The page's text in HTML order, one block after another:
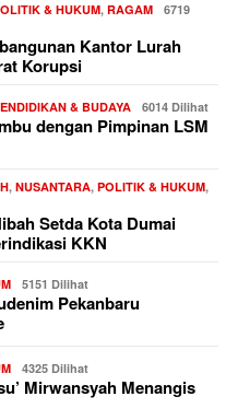
& HUKUM, RAGAM
6719
Kantor Lurah
Korupsi
& BUDAYA 6014 Dilihat
dengan Pimpinan LSM
, NUSANTARA, POLITIK & HUKUM,
Setda Kota Dumai
KKN
5151 Dilihat
Pekanbaru
4325 Dilihat
Mirwansyah Menangis